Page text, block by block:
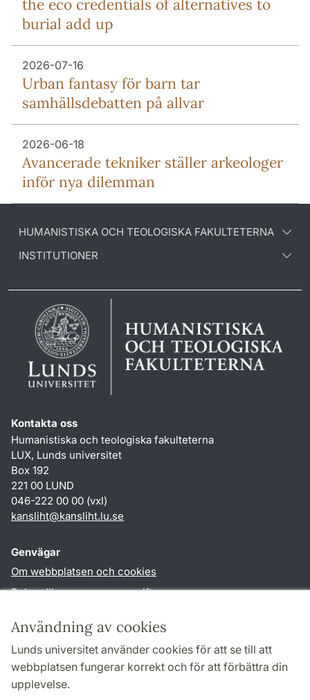
Användning av cookies
Lunds universitet använder cookies för att se till att
webbplatsen fungerar korrekt och för att förbättra din
upplevelse.
the eco credentials of alternatives to
burial add up
2026-07-16
Urban fantasy för barn tar
samhällsdebatten på allvar
2026-06-18
Avancerade tekniker ställer arkeologer
inför nya dilemman
HUMANISTISKA OCH TEOLOGISKA FAKULTETERNA
INSTITUTIONER
Kontakta oss
Humanistiska och teologiska fakulteterna
LUX, Lunds universitet
Box 192
221 00 LUND
046-222 00 00 (vxl)
kansliht@kansliht.lu.se
Genvägar
Om webbplatsen och cookies
Behandling av personuppgifter
TYPO3-login
Följ oss i sociala medier